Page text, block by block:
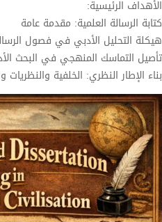
الأهداف الرئيسية:
كتابة الرسالة العلمية: مقدمة عامة
هيكلة التحليل الأدبي في فصول
تأصيل التماسك المنهجي في البحث
بناء الإطار النظري: الخلفية